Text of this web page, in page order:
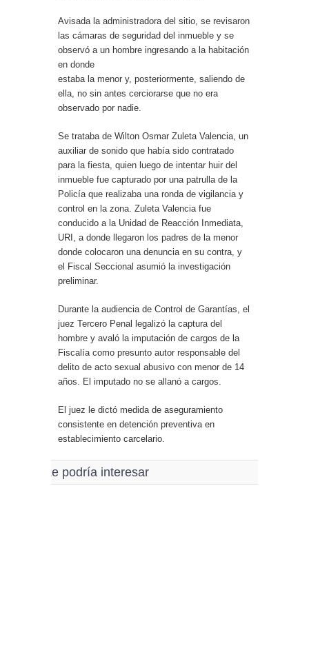
Avisada la administradora del sitio, se revisaron
las cámaras de seguridad del inmueble y se
observó a un hombre ingresando a la habitación
en donde
estaba la menor y, posteriormente, saliendo de
ella, no sin antes cerciorarse que no era
observado por nadie.
Se trataba de Wilton Osmar Zuleta Valencia, un
auxiliar de sonido que había sido contratado
para la fiesta, quien luego de intentar huir del
inmueble fue capturado por una patrulla de la
Policía que realizaba una ronda de vigilancia y
control en la zona. Zuleta Valencia fue
conducido a la Unidad de Reacción Inmediata,
URI, a donde llegaron los padres de la menor
donde colocaron una denuncia en su contra, y
el Fiscal Seccional asumió la investigación
preliminar.
Durante la audiencia de Control de Garantías, el
juez Tercero Penal legalizó la captura del
hombre y avaló la imputación de cargos de la
Fiscalía como presunto autor responsable del
delito de acto sexual abusivo con menor de 14
años. El imputado no se allanó a cargos.
El juez le dictó medida de aseguramiento
consistente en detención preventiva en
establecimiento carcelario.
Le podría interesar